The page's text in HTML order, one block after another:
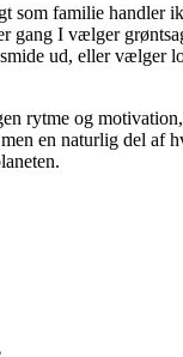
som familie handler
gang I vælger
ud, eller vælger
rytme og
en naturlig del af